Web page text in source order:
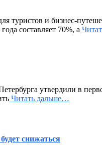
туристов и бизнес-
составляет 70%, а
утвердили в
Читать дальше…
снижаться